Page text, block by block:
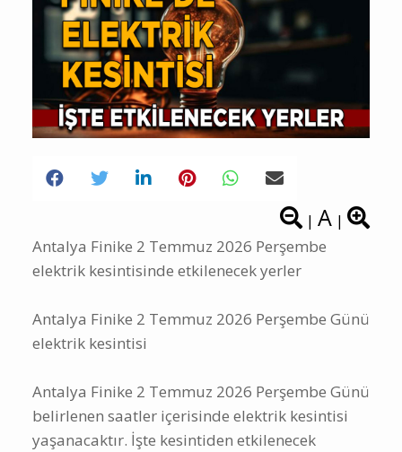
| A |
Antalya Finike 2 Temmuz 2026 Perşembe
elektrik kesintisinde etkilenecek yerler
Antalya Finike 2 Temmuz 2026 Perşembe Günü
elektrik kesintisi
Antalya Finike 2 Temmuz 2026 Perşembe Günü
belirlenen saatler içerisinde elektrik kesintisi
yaşanacaktır. İşte kesintiden etkilenecek